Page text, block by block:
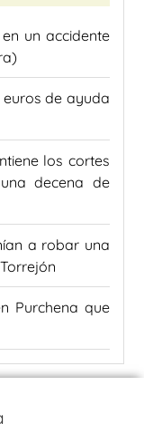
un accidente
euros de ayuda
los cortes
decena de
a robar una
Purchena que